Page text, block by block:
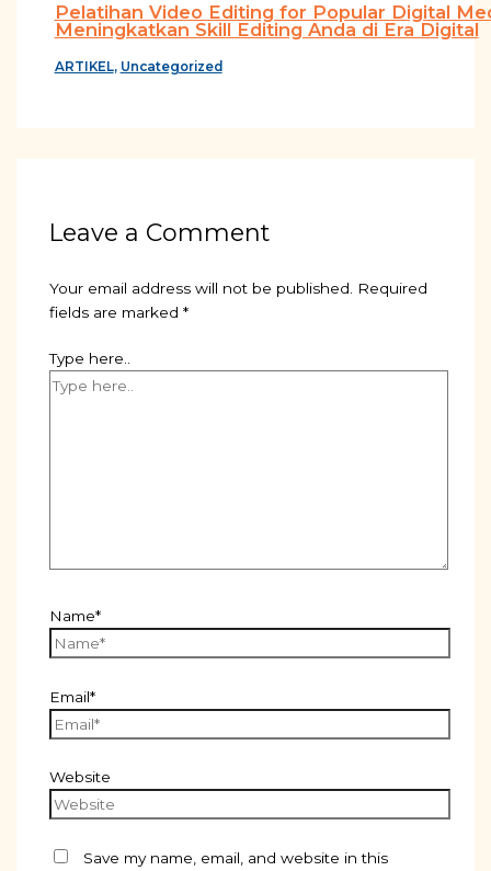
Pelatihan Video Editing for Popular Digital
Meningkatkan Skill Editing Anda di Era Digital
ARTIKEL, Uncategorized
Leave a Comment
Your email address will not be published.
Required
fields are marked *
Type here..
Name*
Email*
Website
Save my name, email, and website in this